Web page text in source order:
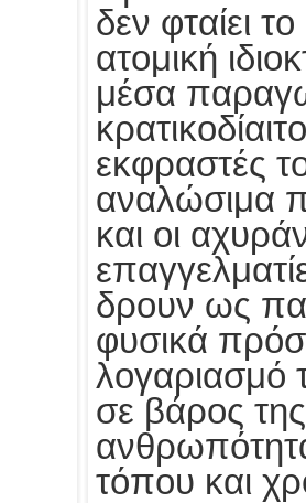
δεν φταίει
ατομική
μέσα
εκφραστές
αναλώσιμα
και οι
δρουν ως
φυσικά
λογαριασμό
σε βάρος
τόπου και